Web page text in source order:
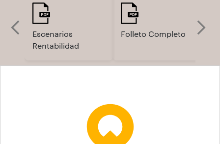
Escenarios
Rentabilidad
Folleto Completo